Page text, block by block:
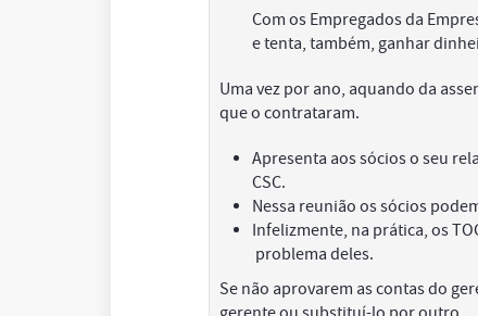
Com os Empregados da
e tenta, também, ganhar
Uma vez por ano, aquando da
que o contrataram.
Apresenta aos sócios o seu
CSC.
Nessa reunião os sócios
Infelizmente, na prática, os
problema deles.
Se não aprovarem as contas do